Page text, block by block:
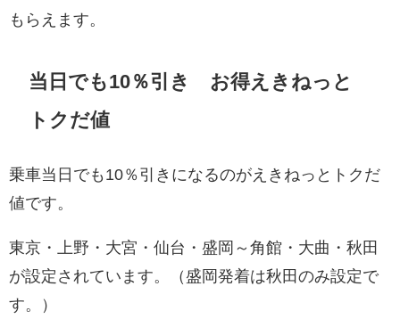
もらえます。
当日でも10％引き お得えきねっと
トクだ値
乗車当日でも10％引きになるのがえきねっとトクだ
値です。
東京・上野・大宮・仙台・盛岡～角館・大曲・秋田
が設定されています。（盛岡発着は秋田のみ設定で
す。）